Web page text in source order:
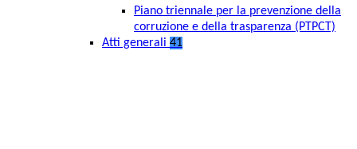
Piano triennale per la prevenzione della
corruzione e della trasparenza (PTPCT)
Atti generali 41